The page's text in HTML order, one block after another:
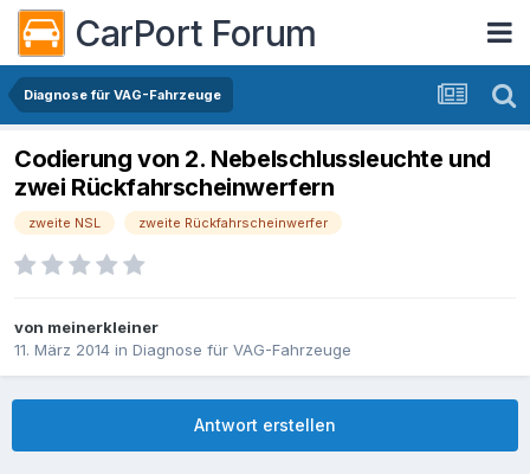
CarPort Forum
Diagnose für VAG-Fahrzeuge
Codierung von 2. Nebelschlussleuchte und
zwei Rückfahrscheinwerfern
zweite NSL zweite Rückfahrscheinwerfer
von meinerkleiner
11. März 2014 in Diagnose für VAG-Fahrzeuge
Antwort erstellen